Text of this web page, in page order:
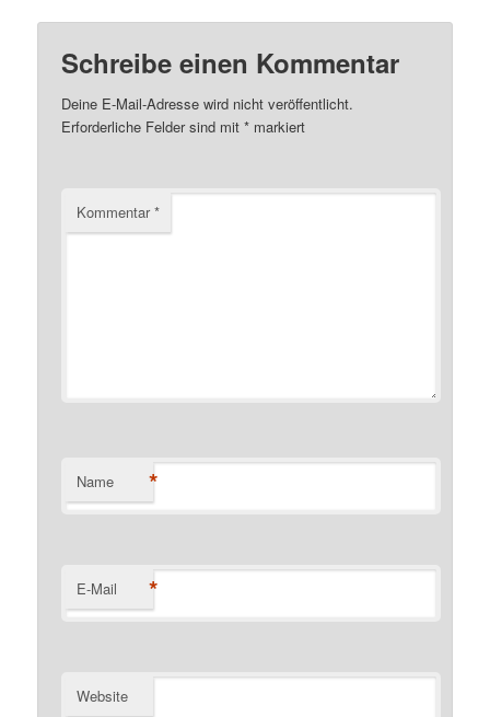
Schreibe einen Kommentar
Deine E-Mail-Adresse wird nicht veröffentlicht.
Erforderliche Felder sind mit* markiert
Kommentar*
Name *
E-Mail *
Website